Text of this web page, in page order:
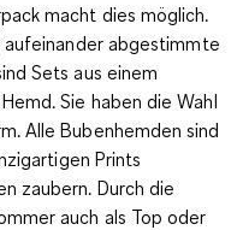
macht dies möglich.
abgestimmte
Sets aus einem
Sie haben die Wahl
Alle Bubenhemden sind
Prints
zaubern. Durch die
auch als Top oder